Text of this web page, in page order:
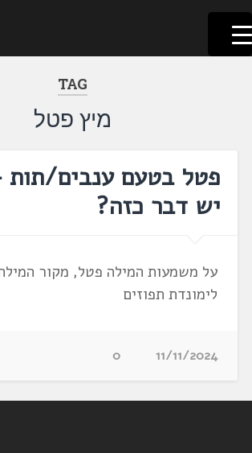
דלג
לתוכן
לשוניאדה
עברית. לשון. שפה
TAG
מיץ פטל
פטל בטעם ענבים/תות
יש דבר כזה?
על משמעות המילה פטל, מקור
לימונדת תפוזים
11/11/2024
0